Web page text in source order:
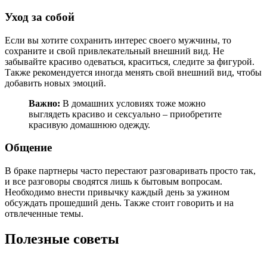
Уход за собой
Если вы хотите сохранить интерес своего мужчины, то
сохраните и свой привлекательный внешний вид. Не
забывайте красиво одеваться, краситься, следите за фигурой.
Также рекомендуется иногда менять свой внешний вид, чтобы
добавить новых эмоций.
Важно: В домашних условиях тоже можно
выглядеть красиво и сексуально – приобретите
красивую домашнюю одежду.
Общение
В браке партнеры часто перестают разговаривать просто так,
и все разговоры сводятся лишь к бытовым вопросам.
Необходимо внести привычку каждый день за ужином
обсуждать прошедший день. Также стоит говорить и на
отвлеченные темы.
Полезные советы